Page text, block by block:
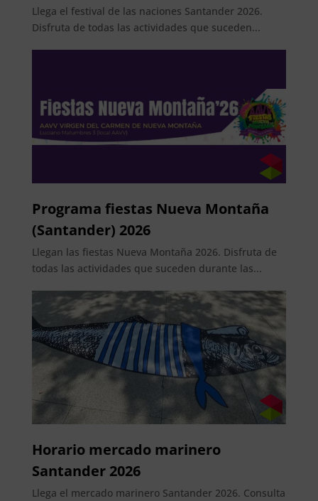
Llega el festival de las naciones Santander 2026.
Disfruta de todas las actividades que suceden...
Programa fiestas Nueva Montaña
(Santander) 2026
Llegan las fiestas Nueva Montaña 2026. Disfruta de
todas las actividades que suceden durante las...
Horario mercado marinero
Santander 2026
Llega el mercado marinero Santander 2026. Consulta